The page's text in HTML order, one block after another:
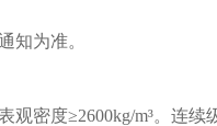
知为准。
密度≥2600kg/m³。连